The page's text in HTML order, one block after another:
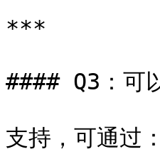
***
#### Q3：可
支持，可通过：